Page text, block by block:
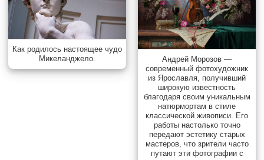
Как родилось настоящее чудо
Микеланджело.
Андрей Морозов —
современный фотохудожник
из Ярославля, получивший
широкую известность
благодаря своим уникальным
натюрмортам в стиле
классической живописи. Его
работы настолько точно
передают эстетику старых
мастеров, что зрители часто
путают эти фотографии с